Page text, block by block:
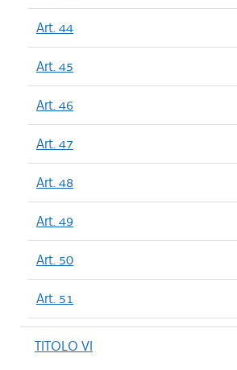
Art. 44
Art. 45
Art. 46
Art. 47
Art. 48
Art. 49
Art. 50
Art. 51
TITOLO VI